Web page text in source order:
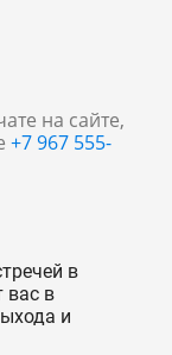
на сайте,
+7 967 555-
в
вас в
и